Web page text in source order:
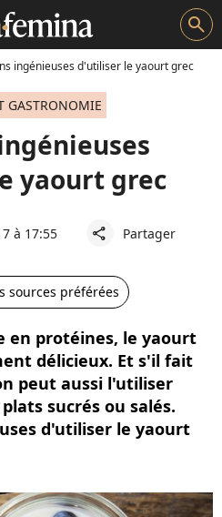
search
ingénieuses d'utiliser le yaourt grec
GASTRONOMIE
yaourt grec
à 17:55 share Partager
sources préférées
en protéines, le yaourt
délicieux. Et s'il fait
peut aussi l'utiliser
sucrés ou salés.
d'utiliser le yaourt